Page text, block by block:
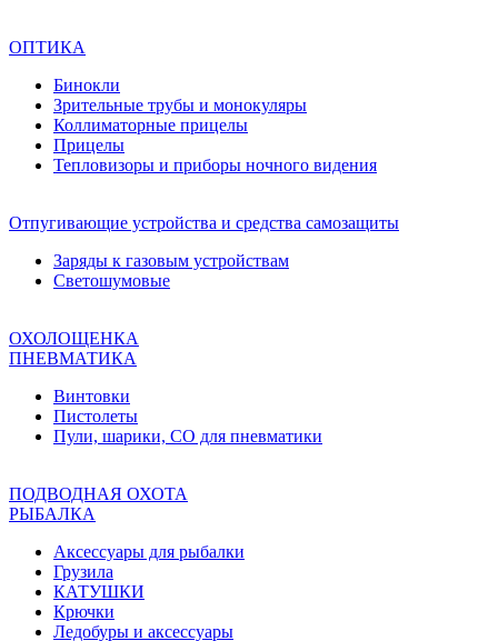
ОПТИКА
Бинокли
Зрительные трубы и монокуляры
Коллиматорные прицелы
Прицелы
Тепловизоры и приборы ночного видения
Отпугивающие устройства и средства самозащиты
Заряды к газовым устройствам
Светошумовые
ОХОЛОЩЕНКА
ПНЕВМАТИКА
Винтовки
Пистолеты
Пули, шарики, СО для пневматики
ПОДВОДНАЯ ОХОТА
РЫБАЛКА
Аксессуары для рыбалки
Грузила
КАТУШКИ
Крючки
Ледобуры и аксессуары